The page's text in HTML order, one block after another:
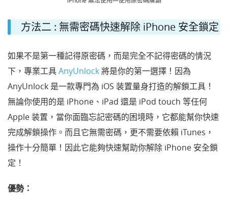
方法二 : 無需密碼快速解除 iPhone 安全鎖定
如果不是第一種記得原密碼，而是完全不記得密碼的情況
下，專業工具AnyUnlock將是你的第一選擇！因為
AnyUnlock 是一款專門為 iOS 装置量身打造的解鎖工具！
無論你使用的是 iPhone、iPad 還是 iPod touch 等任何
Apple 装置，當你面臨忘記密碼的困境時，它都能幫你快速
完成解鎖操作。而且它無需密碼，更不需要依賴 iTunes，
操作十分簡單！因此它能夠快速幫助你解除 iPhone 安全鎖
定！
優勢：